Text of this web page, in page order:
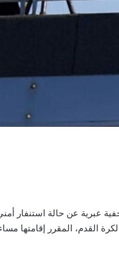
عبرية عن حالة استنفار
القدم، المقرر إقامتها مساء